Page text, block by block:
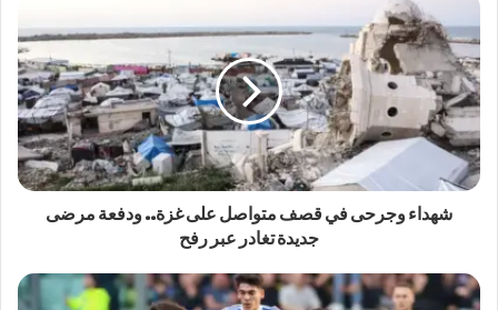
شهداء وجرحى في قصف متواصل على غزة.. ودفعة مرضى
جديدة تغادر عبر رفح